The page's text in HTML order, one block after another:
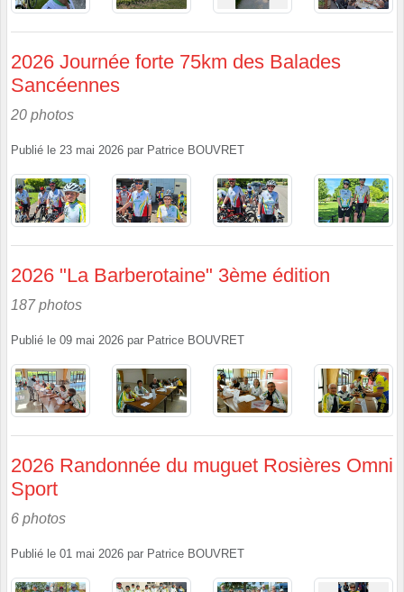
2026 Journée forte 75km des Balades
Sancéennes
20 photos
Publié le 23 mai 2026 par Patrice BOUVRET
2026 "La Barberotaine" 3ème édition
187 photos
Publié le 09 mai 2026 par Patrice BOUVRET
2026 Randonnée du muguet Rosières Omni
Sport
6 photos
Publié le 01 mai 2026 par Patrice BOUVRET